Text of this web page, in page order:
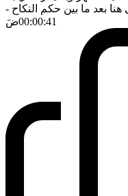
هنا بعد ما بين حكم النكاح -
00:00:41ضَ